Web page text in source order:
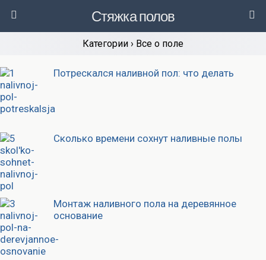
Стяжка полов
Категории › Все о поле
Потрескался наливной пол: что делать
Сколько времени сохнут наливные полы
Монтаж наливного пола на деревянное
основание